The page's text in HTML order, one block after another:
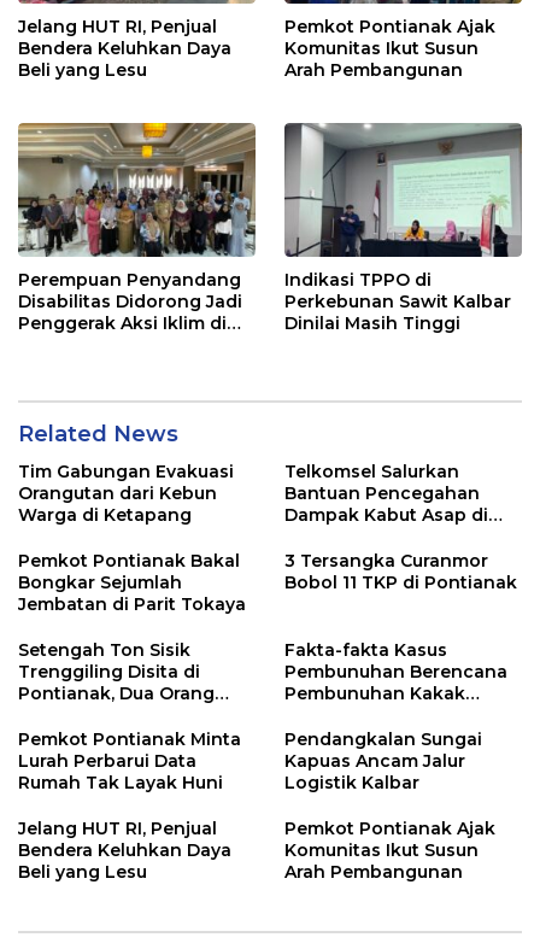
Jelang HUT RI, Penjual
Bendera Keluhkan Daya
Beli yang Lesu
Pemkot Pontianak Ajak
Komunitas Ikut Susun
Arah Pembangunan
Perempuan Penyandang
Disabilitas Didorong Jadi
Penggerak Aksi Iklim di
Indikasi TPPO di
Perkebunan Sawit Kalbar
Dinilai Masih Tinggi
Related News
Tim Gabungan Evakuasi
Orangutan dari Kebun
Warga di Ketapang
Telkomsel Salurkan
Bantuan Pencegahan
Dampak Kabut Asap di
Pemkot Pontianak Bakal
Bongkar Sejumlah
Jembatan di Parit Tokaya
3 Tersangka Curanmor
Bobol 11 TKP di Pontianak
Setengah Ton Sisik
Trenggiling Disita di
Pontianak, Dua Orang
Fakta-fakta Kasus
Pembunuhan Berencana
Pembunuhan Kakak
Pemkot Pontianak Minta
Lurah Perbarui Data
Rumah Tak Layak Huni
Pendangkalan Sungai
Kapuas Ancam Jalur
Logistik Kalbar
Jelang HUT RI, Penjual
Bendera Keluhkan Daya
Beli yang Lesu
Pemkot Pontianak Ajak
Komunitas Ikut Susun
Arah Pembangunan